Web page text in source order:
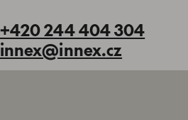
+420 244 404 304
innex@innex.cz